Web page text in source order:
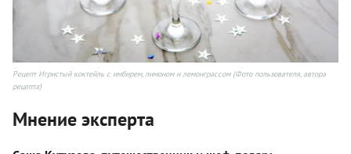
Рецепт Игристый коктейль с имбирем, лимоном и лемонграссом (Фото пользователя, автора
рецепта)
Мнение эксперта